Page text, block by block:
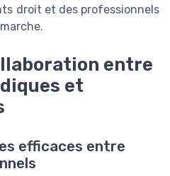
droit et des professionnels
entre
et
efficaces entre